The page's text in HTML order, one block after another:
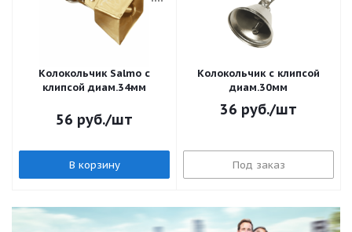
Колокольчик Salmo с
клипсой диам.34мм
56 руб./шт
В корзину
Колокольчик с клипсой
диам.30мм
36 руб./шт
Под заказ